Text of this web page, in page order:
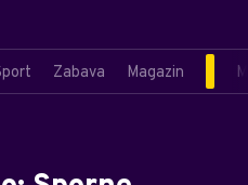
Zabava Magazin